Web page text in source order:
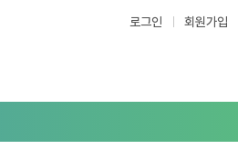
로그인 회원가입